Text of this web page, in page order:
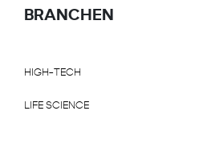
BRANCHEN
HIGH-TECH
LIFE SCIENCE